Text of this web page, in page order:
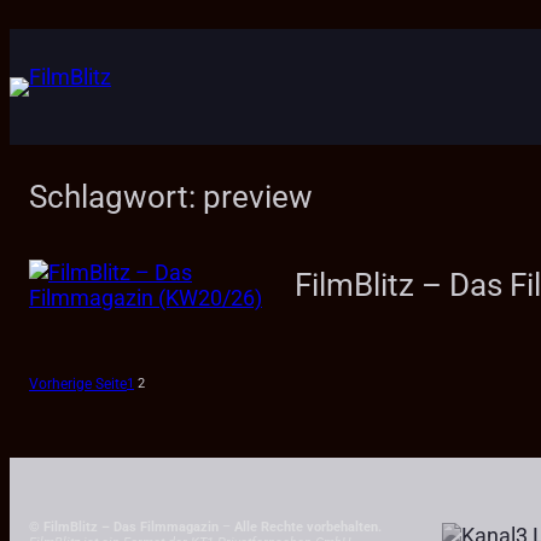
springen
Schlagwort: preview
FilmBlitz – Das
Vorherige Seite1 2